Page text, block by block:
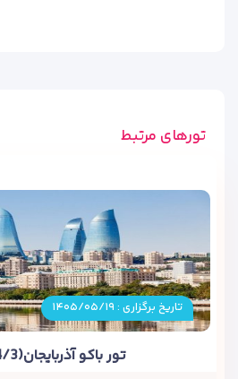
این هتل در قلب باکو و در نزدیکی
باکو را فراهم می کند.
نظامی (Nizami Street) دارد که دو از
در باکوبه شمار می‌روند.
همچنین هتل در فاصله نزدیکی به سفارت
جذب افراد زیادی به این هتل شده.
تورهای مرتبط
تاریخ برگزاری : ۱۴۰۵/۰۵/۱۹
تور باکو آذربایجان(7/4/3شب)